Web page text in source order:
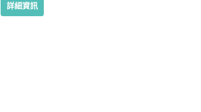
詳細資訊